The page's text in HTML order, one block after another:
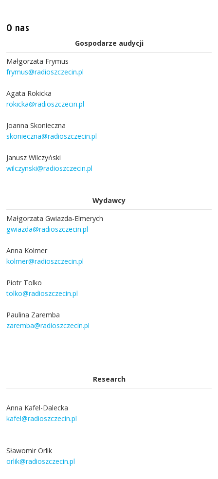
O nas
Gospodarze audycji
Małgorzata Frymus
frymus@radioszczecin.pl
Agata Rokicka
rokicka@radioszczecin.pl
Joanna Skonieczna
skonieczna@radioszczecin.pl
Janusz Wilczyński
wilczynski@radioszczecin.pl
Wydawcy
Małgorzata Gwiazda-Elmerych
gwiazda@radioszczecin.pl
Anna Kolmer
kolmer@radioszczecin.pl
Piotr Tolko
tolko@radioszczecin.pl
Paulina Zaremba
zaremba@radioszczecin.pl
Research
Anna Kafel-Dalecka
kafel@radioszczecin.pl
Sławomir Orlik
orlik@radioszczecin.pl